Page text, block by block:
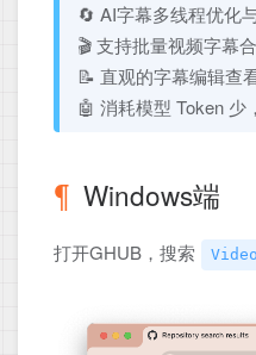
🔄 AI字幕多线程优化
🎬 支持批量视频字幕
📝 直观的字幕编辑查
🤖 消耗模型 Token
Windows端
打开GHUB，搜索